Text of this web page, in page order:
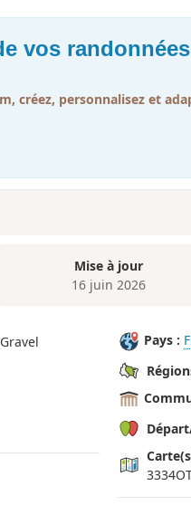
vos randonnées
créez, personnalisez et
Mise à jour
16 juin 2026
Pays :